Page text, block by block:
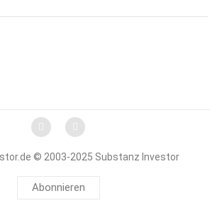
© 2003-2025 Substanz Investor
Abonnieren